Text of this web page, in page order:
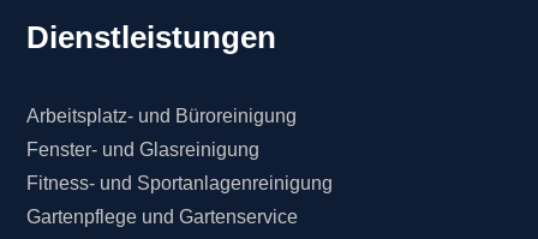
Dienstleistungen
Arbeitsplatz- und Büroreinigung
Fenster- und Glasreinigung
Fitness- und Sportanlagenreinigung
Gartenpflege und Gartenservice